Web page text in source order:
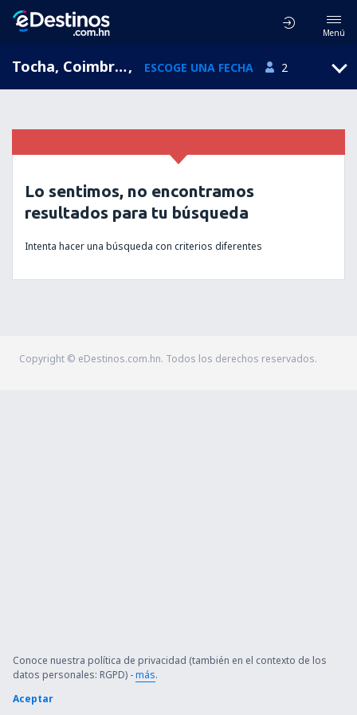
Menú
Tocha, Coimbra, Portugal, ESCOGE UNA FECHA 2
Lo sentimos, no encontramos
resultados para tu búsqueda
Intenta hacer una búsqueda con criterios diferentes
Copyright © eDestinos.com.hn. Todos los derechos reservados.
Conoce nuestra política de privacidad (también en el contexto de los
datos personales: RGPD) -más.
Aceptar